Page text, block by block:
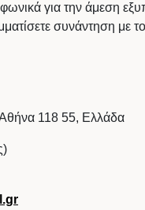
για την άμεση
συνάντηση με
118 55, Ελλάδα